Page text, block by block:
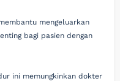
mengeluarkan
bagi pasien dengan
ini memungkinkan dokter